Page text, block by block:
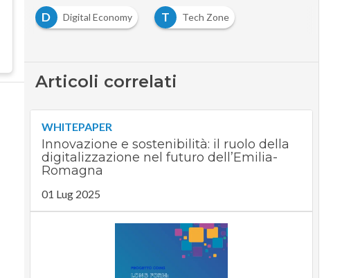
D
Digital Economy T Tech Zone
Articoli correlati
WHITEPAPER
Innovazione e sostenibilità: il ruolo della
digitalizzazione nel futuro dell’Emilia-
Romagna
01 Lug 2025